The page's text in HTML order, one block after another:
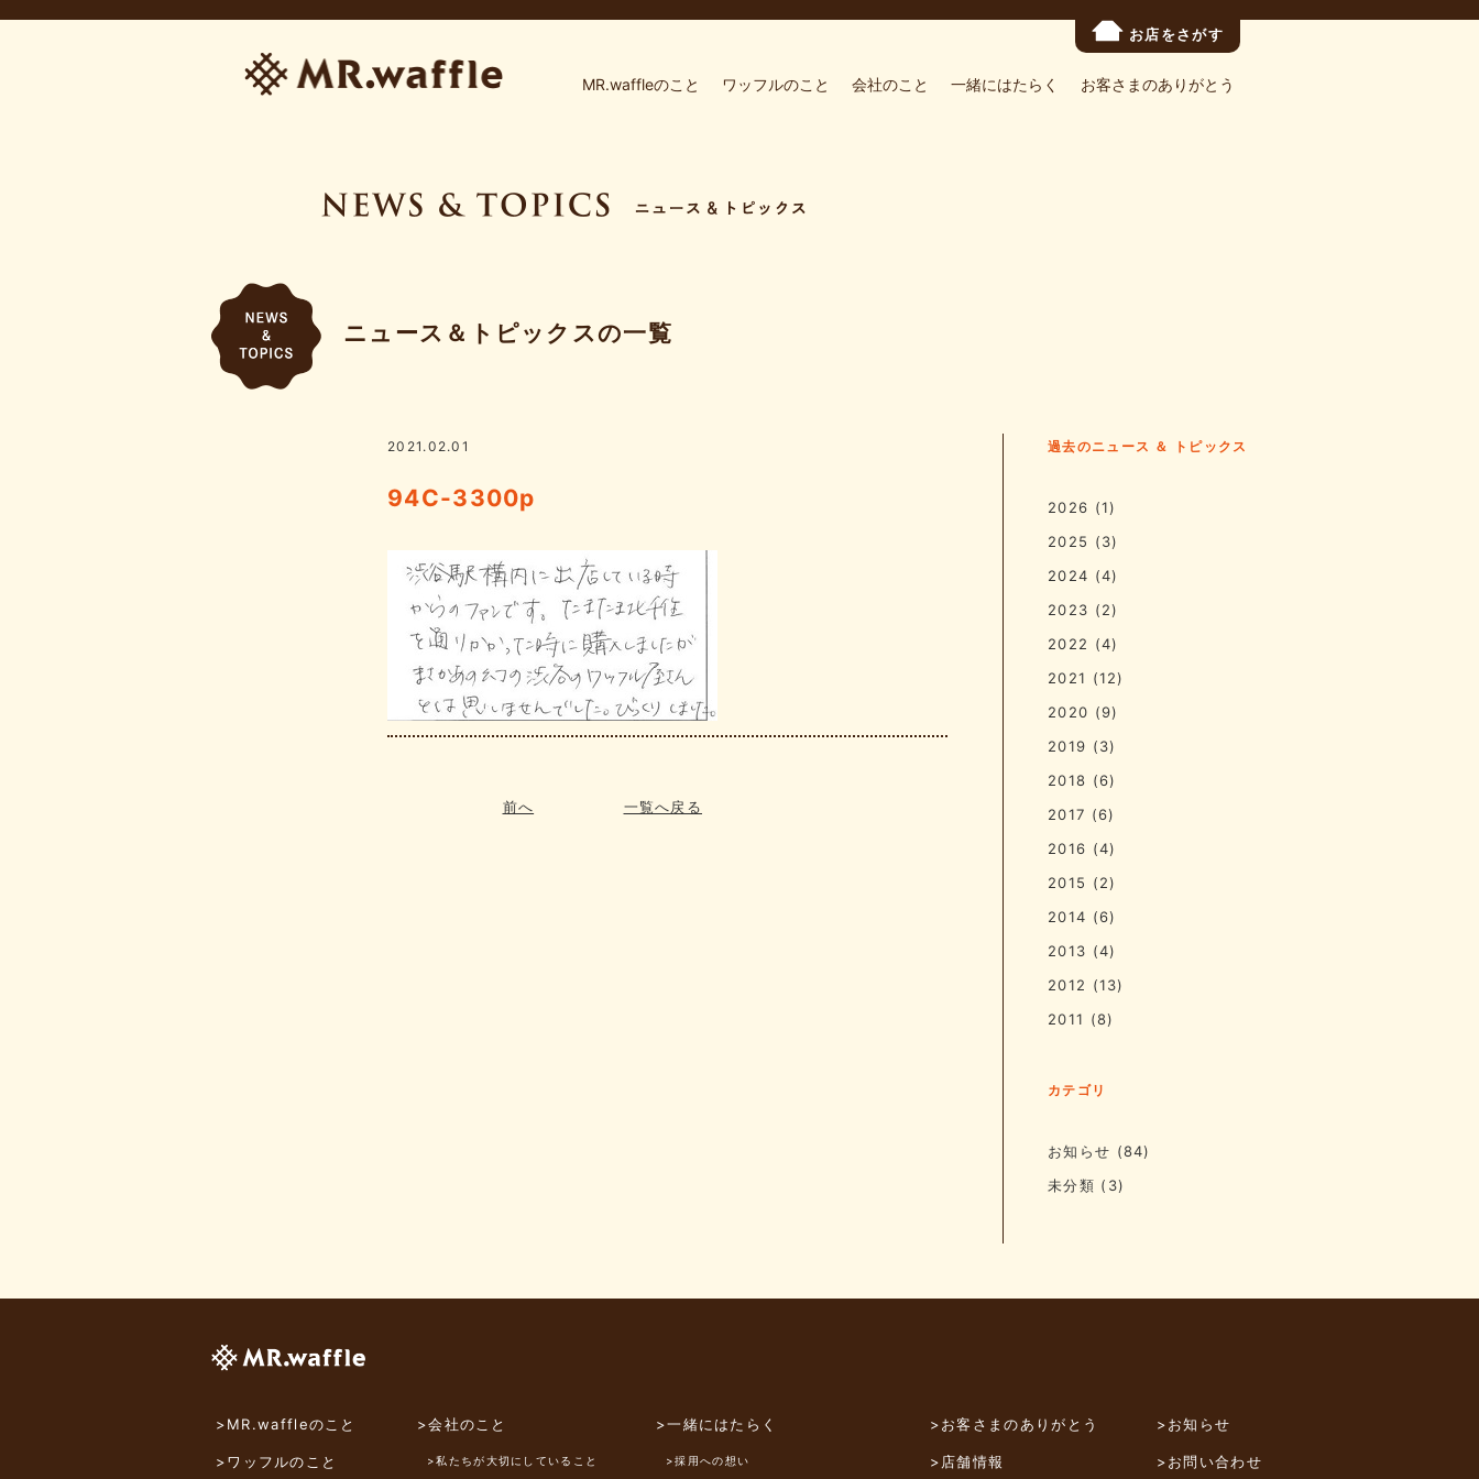
お店をさがす
MR.waffleのこと ワッフルのこと 会社のこと 一緒にはたらく お客さまのありがとう
ニュース＆トピックスの一覧
2021.02.01
94C-3300p
前へ 一覧へ戻る
過去のニュース ＆ トピックス
2026 (1)
2025 (3)
2024 (4)
2023 (2)
2022 (4)
2021 (12)
2020 (9)
2019 (3)
2018 (6)
2017 (6)
2016 (4)
2015 (2)
2014 (6)
2013 (4)
2012 (13)
2011 (8)
カテゴリ
お知らせ (84)
未分類 (3)
>MR.waffleのこと
>ワッフルのこと
>会社のこと
>私たちが大切にしていること
>一緒にはたらく
>採用への想い
>お客さまのありがとう
>店舗情報
>お知らせ
>お問い合わせ